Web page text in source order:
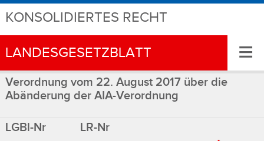
KONSOLIDIERTES RECHT
LANDESGESETZBLATT ≡
Verordnung vom 22. August 2017 über die
Abänderung der AIA-Verordnung
LGBl-Nr
LR-Nr